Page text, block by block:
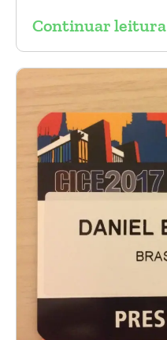
Continuar leitura